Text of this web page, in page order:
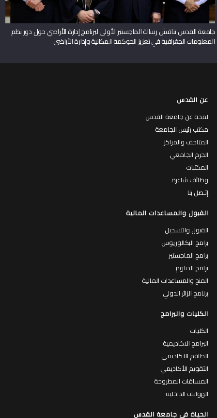
جامعة القدس تناقش رسالة الماجستير الأولى لبرنامج إدارة الأراضي حول دور نظم
المعلومات الجغرافية في تعزيز الحوكمة المكانية وإدارة الأراضي
عن القدس
لمحة عن جامعة القدس
مكتب رئيس الجامعة
المتاحف والمراكز
الحرم الجامعي
المكتبات
وظائف شاغرة
إتـصل بنا
القبول والمساعدات المالية
القبول والتسجيل
برامج البكالوريوس
برامج الماجستير
برامج الدبلوم
المنح والمساعدات المالية
برنامج الزائر الدولي
الكليات والبرامج
الكليات
البرامج الاكاديمية
الطاقم الاكاديمي
التقويم الأكاديمي
المساقات المطروحة
الهواتف الداخلية
الحياة في جامعة القدس